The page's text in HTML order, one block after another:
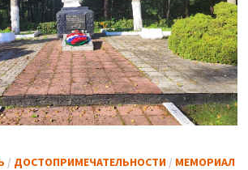
/ ДОСТОПРИМЕЧАТЕЛЬНОСТИ/ МЕМОРИАЛ